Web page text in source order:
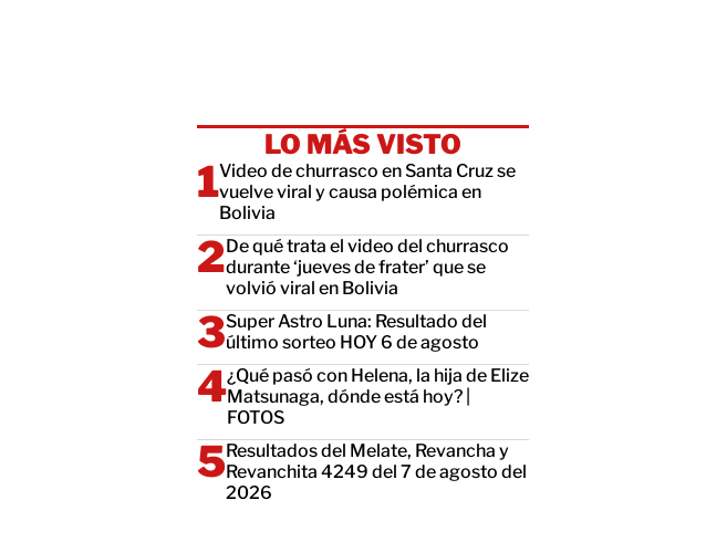
LO MÁS VISTO
Video de churrasco en Santa Cruz se
vuelve viral y causa polémica en
Bolivia
De qué trata el video del churrasco
durante ‘jueves de frater’ que se
volvió viral en Bolivia
Super Astro Luna: Resultado del
último sorteo HOY 6 de agosto
¿Qué pasó con Helena, la hija de Elize
Matsunaga, dónde está hoy? |
FOTOS
Resultados del Melate, Revancha y
Revanchita 4249 del 7 de agosto del
2026